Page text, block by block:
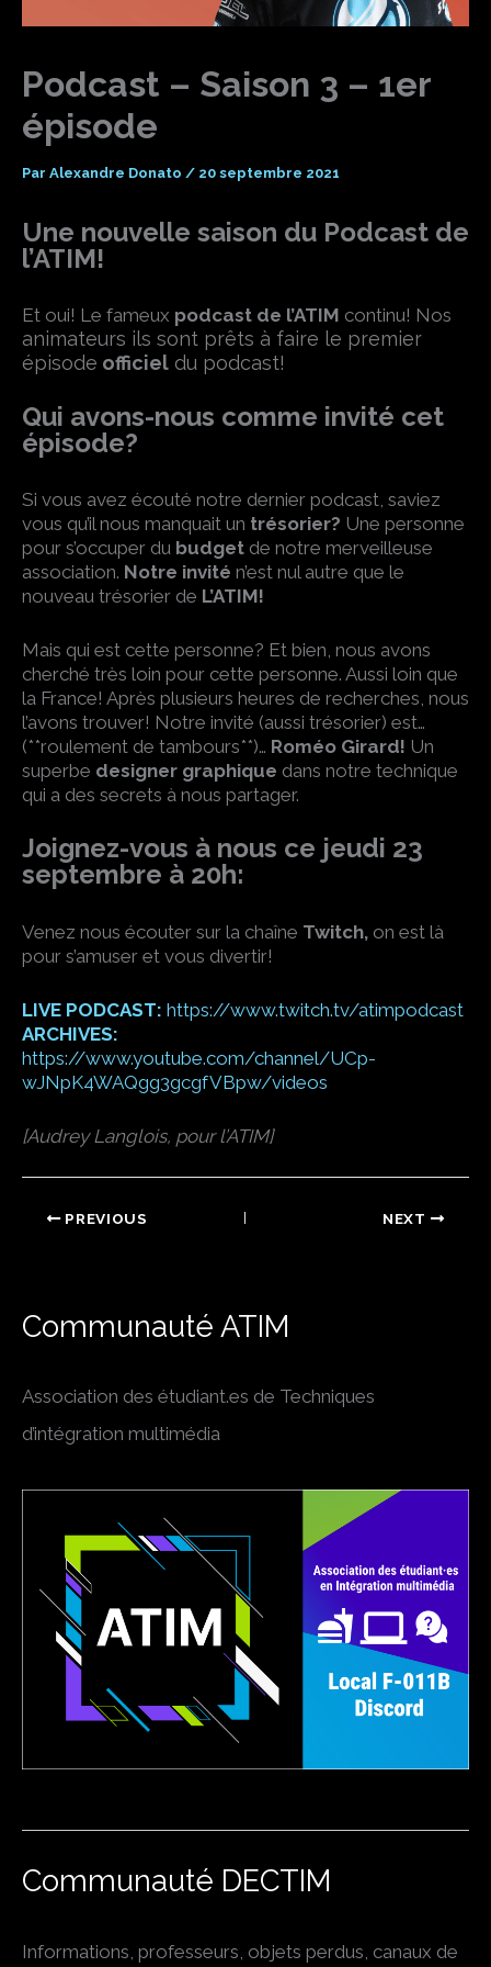
Podcast – Saison 3 – 1er
épisode
Par Alexandre Donato / 20 septembre 2021
Une nouvelle saison du Podcast de
l’ATIM!
Et oui! Le fameux podcast de l’ATIM continu! Nos
animateurs ils sont prêts à faire le premier
épisode officiel du podcast!
Qui avons-nous comme invité cet
épisode?
Si vous avez écouté notre dernier podcast, saviez
vous qu’il nous manquait un trésorier? Une personne
pour s’occuper du budget de notre merveilleuse
association. Notre invité n’est nul autre que le
nouveau trésorier de L’ATIM!
Mais qui est cette personne? Et bien, nous avons
cherché très loin pour cette personne. Aussi loin que
la France! Après plusieurs heures de recherches, nous
l’avons trouver! Notre invité (aussi trésorier) est…
(**roulement de tambours**)… Roméo Girard! Un
superbe designer graphique dans notre technique
qui a des secrets à nous partager.
Joignez-vous à nous ce jeudi 23
septembre à 20h:
Venez nous écouter sur la chaîne Twitch, on est là
pour s’amuser et vous divertir!
LIVE PODCAST: https://www.twitch.tv/atimpodcast
ARCHIVES:
https://www.youtube.com/channel/UCp-
wJNpK4WAQgg3gcgfVBpw/videos
[Audrey Langlois, pour l’ATIM]
PREVIOUS NEXT
Communauté ATIM
Association des étudiant.es de Techniques
d’intégration multimédia
Communauté DECTIM
Informations, professeurs, objets perdus, canaux de